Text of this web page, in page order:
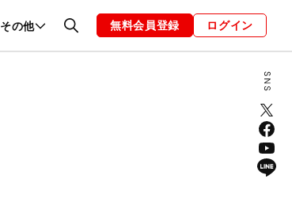
その他恋愛・結婚 編集部 お知らせ
無料会員登録 ログイン